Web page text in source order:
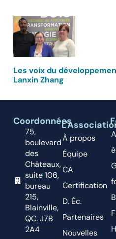
Les voix du
Lanxin Zhang
Coordonnées
75,
boulevard
des
Châteaux,
suite 106,
bureau
215,
Blainville,
QC. J7B
2A4
À propos
Équipe
CA
Certification
D. Éc.
Partenaires
Nouvelles